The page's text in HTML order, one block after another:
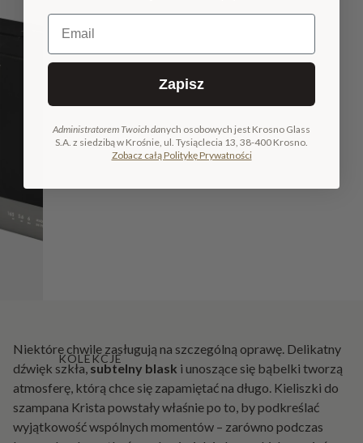
KOLEKCJE
Niektóre chwile zasługują na szczególną oprawę. Delikatny
dźwięk szkła,subtelny blask i unoszące się bąbelki tworzą
atmosferę, którą chce się zapamiętać na długo. Kieliszki do
szampana Krista powstały właśnie po to, by podkreślać
wyjątkowość wspólnych momentów – zarówno podczas
Email
Zapisz
Administratorem Twoich danych osobowych jest Krosno Glass
S.A. z siedzibą w Krośnie, ul. Tysiąclecia 13, 38-400 Krosno.
Zobacz całą Politykę Prywatności